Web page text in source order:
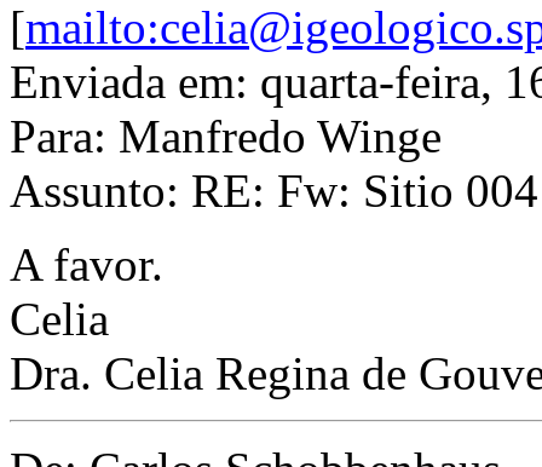
[
Enviada em: quarta-feira,
Para: Manfredo Winge
Assunto: RE: Fw: Sitio
A favor.
Celia
Dra. Celia Regina de